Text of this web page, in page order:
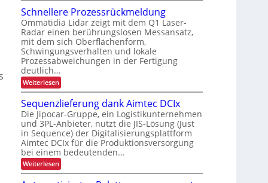
m
i
n
n
e
r
b
e
t
r
i
e
b
l
i
c
c
h
L
E
D
-
P
r
o
j
e
k
t
i
o
i
h
e
n
j
e
z
t
e
r
h
ä
l
t
l
s
i
g
e
r
T
r
a
n
s
o
r
t
v
o
n
F
r
a
c
a
n
d
g
e
f
a
h
r
:
A
u
s
g
e
d
i
e
n
t
Schnellere Prozessrückmeldung
Ommatidia Lidar zeigt mit dem Q1 Laser-
Radar einen berührungslosen Messansatz,
mit dem sich Oberflächenform,
Schwingungsverhalten und lokale
Prozessabweichungen in der Fertigung
deutlich…
Weiterlesen:
S
c
h
n
e
l
l
e
r
e
P
Sequenzlieferung dank Aimtec DCIx
Die Jipocar-Gruppe, ein Logistikunternehmen
und 3PL-Anbieter, nutzt die JIS-Lösung (Just
in Sequence) der Digitalisierungsplattform
Aimtec DCIx für die Produktionsversorgung
bei einem bedeutenden…
Weiterlesen:
S
e